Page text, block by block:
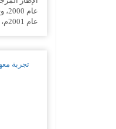
عام 2001م، وقد صدرت عن تعاون بين معهد جوتة ودار إلياس للطباعة والنشر بالقاهرة ويقع...
تجربة